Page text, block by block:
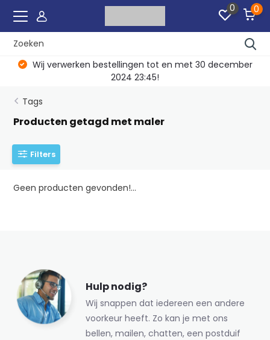
0 0
Wij verwerken bestellingen tot en met 30 december
2024 23:45!
Tags
Producten getagd met maler
Filters
Geen producten gevonden!...
Hulp nodig?
Wij snappen dat iedereen een andere
voorkeur heeft. Zo kan je met ons
bellen, mailen, chatten, een postduif